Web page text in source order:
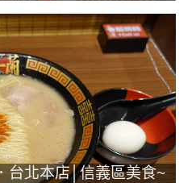
台北本店│信義區美食~